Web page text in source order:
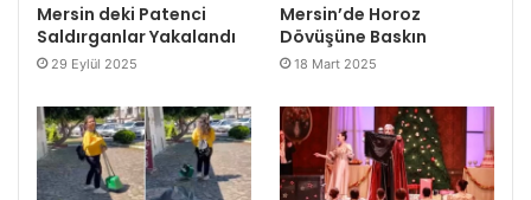
Mersin deki Patenci
Saldırganlar Yakalandı
29 Eylül 2025
Mersin’de Horoz
Dövüşüne Baskın
18 Mart 2025